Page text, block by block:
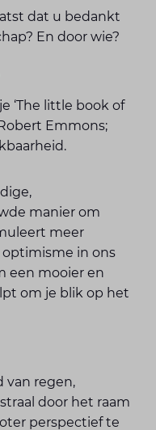
dat u bedankt
En door wie?
‘The little book of
Emmons;
manier om
meer
optimisme in ons
een mooier en
om je blik op het
van regen,
door het raam
perspectief te